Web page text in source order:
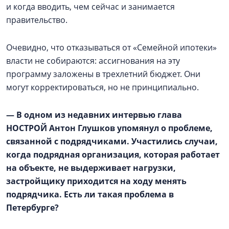
и когда вводить, чем сейчас и занимается
правительство.
Очевидно, что отказываться от «Семейной ипотеки»
власти не собираются: ассигнования на эту
программу заложены в трехлетний бюджет. Они
могут корректироваться, но не принципиально.
— В одном из недавних интервью глава
НОСТРОЙ Антон Глушков упомянул о проблеме,
связанной с подрядчиками. Участились случаи,
когда подрядная организация, которая работает
на объекте, не выдерживает нагрузки,
застройщику приходится на ходу менять
подрядчика. Есть ли такая проблема в
Петербурге?